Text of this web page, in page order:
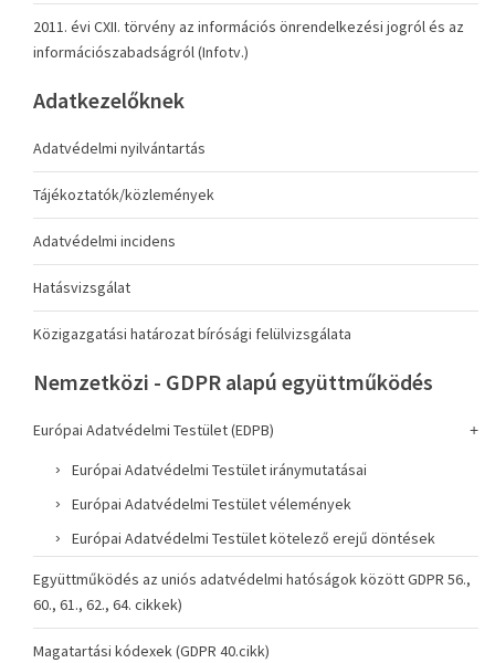
2011. évi CXII. törvény az információs önrendelkezési jogról és az
információszabadságról (Infotv.)
Adatkezelőknek
Adatvédelmi nyilvántartás
Tájékoztatók/közlemények
Adatvédelmi incidens
Hatásvizsgálat
Közigazgatási határozat bírósági felülvizsgálata
Nemzetközi - GDPR alapú együttműködés
Európai Adatvédelmi Testület (EDPB)
Európai Adatvédelmi Testület iránymutatásai
Európai Adatvédelmi Testület vélemények
Európai Adatvédelmi Testület kötelező erejű döntések
Együttműködés az uniós adatvédelmi hatóságok között GDPR 56.,
60., 61., 62., 64. cikkek)
Magatartási kódexek (GDPR 40.cikk)